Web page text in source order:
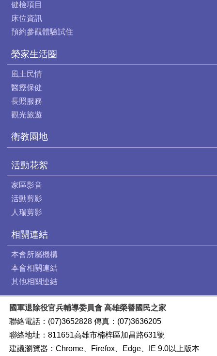
健檢項目
床位資訊
預約參觀體驗試住
榮家生活圈
風土民情
醫療保健
長照服務
觀光旅遊
衛教園地
活動花絮
家區影音
活動剪影
人瑞剪影
相關連結
本會所屬機構
本會相關連結
其他相關連結
國軍退除役官兵輔導委員會 高雄榮譽國民之家
聯絡電話：(07)3652828 傳真：(07)3636205
聯絡地址：811651高雄市楠梓區加昌路631號
建議瀏覽器：Chrome、Firefox、Edge、IE 9.0以上版本